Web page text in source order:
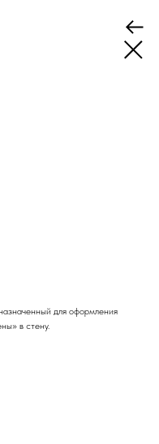
для оформления
в стену.